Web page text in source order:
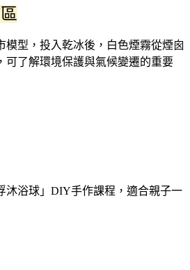
模型，投入乾冰後，白色煙霧從煙囪
可了解環境保護與氣候變遷的重要
沐浴球」DIY手作課程，適合親子一